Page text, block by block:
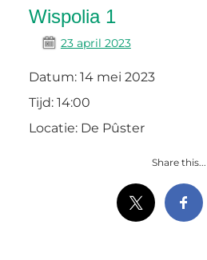
Wispolia 1
23 april 2023
Datum: 14 mei 2023
Tijd: 14:00
Locatie: De Pûster
Share this...